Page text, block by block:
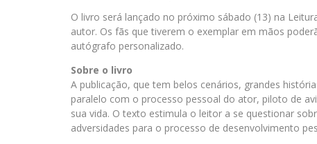
O livro será lançado no próximo sábado (13) na
autor. Os fãs que tiverem o exemplar em mãos
autógrafo personalizado.
Sobre o livro
A publicação, que tem belos cenários, grandes
paralelo com o processo pessoal do ator, piloto de
sua vida. O texto estimula o leitor a se questionar
adversidades para o processo de desenvolvimento